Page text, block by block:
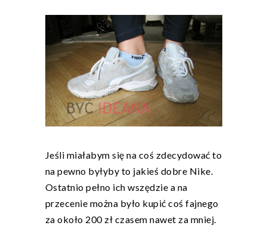
Jeśli miałabym się na coś zdecydować to
na pewno byłyby to jakieś dobre Nike.
Ostatnio pełno ich wszędzie a na
przecenie można było kupić coś fajnego
za około 200 zł czasem nawet za mniej.